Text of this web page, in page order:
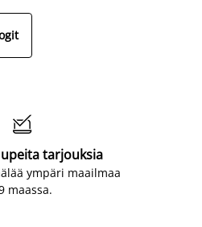

tarjouksia
ympäri maailmaa
maassa.